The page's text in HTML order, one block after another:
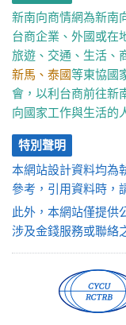
新南向商情網為新南
台商企業、外國或在
旅遊、交通、生活、
新馬、泰國等東協國
會，以利台商前往新
向國家工作與生活的
特別聲明
本網站設計資料均為
參考，引用資料時，
此外，本網站僅提供
涉及金錢服務或聯絡